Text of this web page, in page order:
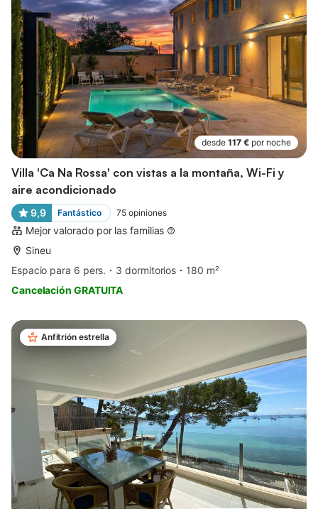
desde 117 € por noche
Villa 'Ca Na Rossa' con vistas a la montaña, Wi-Fi y
aire acondicionado
9,9 Fantástico 75 opiniones
Mejor valorado por las familias
Sineu
Espacio para 6 pers.
3 dormitorios
180 m²
Cancelación GRATUITA
Anfitrión estrella